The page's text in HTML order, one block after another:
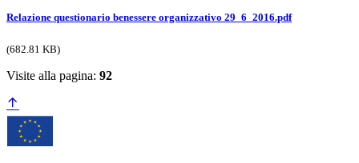
Relazione questionario benessere organizzativo 29_6_2016.pdf
(682.81 KB)
Visite alla pagina: 92